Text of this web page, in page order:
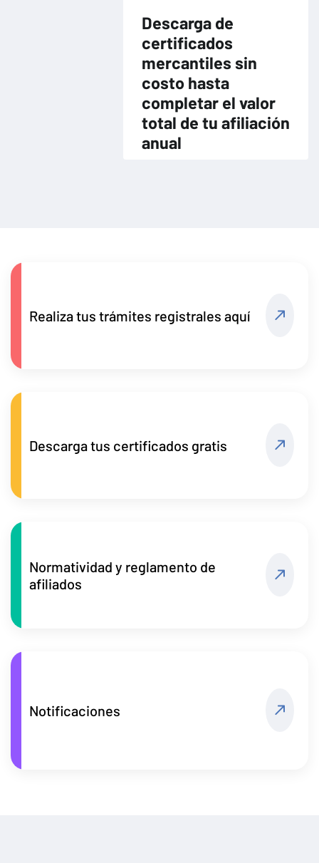
Descarga de
certificados
mercantiles sin
costo hasta
completar el valor
total de tu afiliación
anual
Realiza tus trámites registrales aquí
Descarga tus certificados gratis
Normatividad y reglamento de
afiliados
Notificaciones